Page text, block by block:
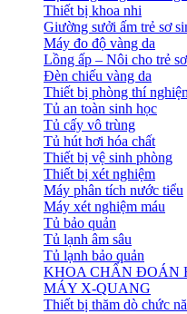
Thiết bị khoa nhi
Giường sưởi ấm trẻ sơ
Máy đo độ vàng da
Lồng ấp – Nôi cho trẻ
Đèn chiếu vàng da
Thiết bị phòng thí
Tủ an toàn sinh học
Tủ cấy vô trùng
Tủ hút hơi hóa chất
Thiết bị vệ sinh phòng
Thiết bị xét nghiệm
Máy phân tích nước tiểu
Máy xét nghiệm máu
Tủ bảo quản
Tủ lạnh âm sâu
Tủ lạnh bảo quản
KHOA CHẨN ĐOÁN
MÁY X-QUANG
Thiết bị thăm dò chức